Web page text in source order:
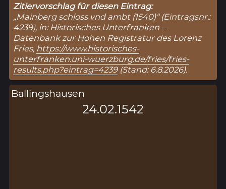
Zitiervorschlag für diesen Eintrag:
„Mainberg schloss vnd ambt (1540)“ (Eintragsnr.:
4239), in: Historisches Unterfranken –
Datenbank zur Hohen Registratur des Lorenz
Fries, https://www.historisches-
unterfranken.uni-wuerzburg.de/fries/fries-
results.php?eintrag=4239(Stand: 6.8.2026).
Ballingshausen
24.02.1542